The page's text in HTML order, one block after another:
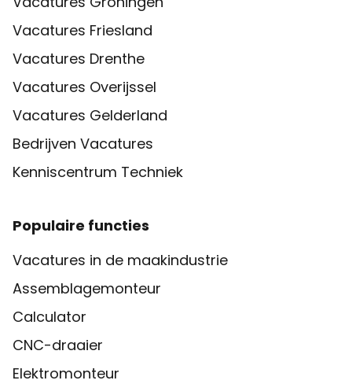
is om hoogwaardige oplossingen te realiseren.
Vacatures Friesland
Vacatures Drenthe
Vacatures Overijssel
Vacatures Gelderland
Bedrijven Vacatures
Kenniscentrum Techniek
Populaire functies
Vacatures in de maakindustrie
Assemblagemonteur
Calculator
CNC-draaier
Elektromonteur